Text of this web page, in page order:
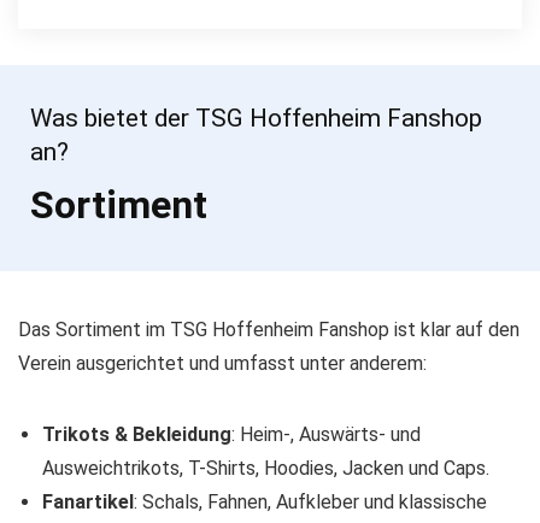
Was bietet der TSG Hoffenheim Fanshop
an?
Sortiment
Das Sortiment im TSG Hoffenheim Fanshop ist klar auf den
Verein ausgerichtet und umfasst unter anderem:
Trikots & Bekleidung: Heim-, Auswärts- und
Ausweichtrikots, T-Shirts, Hoodies, Jacken und Caps.
Fanartikel: Schals, Fahnen, Aufkleber und klassische